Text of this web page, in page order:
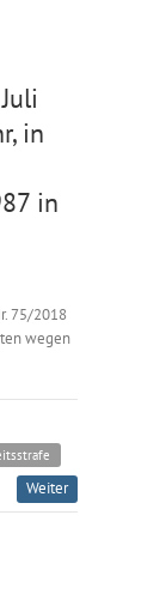
in
in
75/2018
wegen
Weiter